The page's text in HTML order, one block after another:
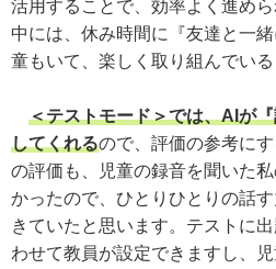
活用することで、効率よく進めら
中には、休み時間に『友達と一
童もいて、楽しく取り組んでいる
＜テストモード＞では、AIが
してくれるので、評価の参考に
の評価も、児童の録音を聞いた
かったので、ひとりひとりの話
きていたと思います。テストに
わせて教員が設定できますし、